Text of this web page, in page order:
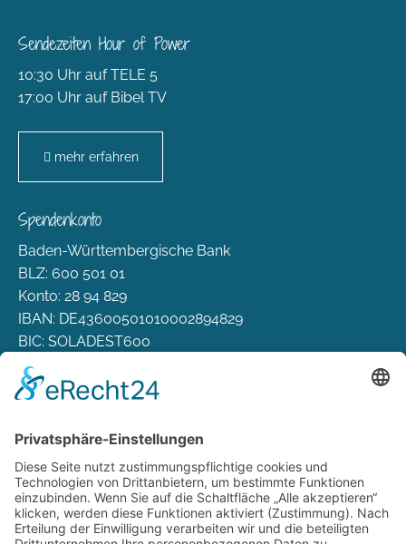
Sendezeiten Hour of Power
10:30 Uhr auf TELE 5
17:00 Uhr auf Bibel TV
mehr erfahren
Spendenkonto
Baden-Württembergische Bank
BLZ: 600 501 01
Konto: 28 94 829
IBAN: DE43600501010002894829
BIC: SOLADEST600
Rechtliches
Versand & Lieferung
Widerrufsbelehrung
AGB
Datenschutz